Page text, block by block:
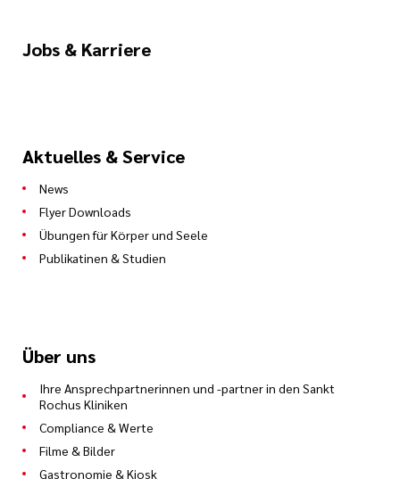
Jobs & Karriere
Aktuelles & Service
News
Flyer Downloads
Übungen für Körper und Seele
Publikatinen & Studien
Über uns
Ihre Ansprechpartnerinnen und -partner in den Sankt
Rochus Kliniken
Compliance & Werte
Filme & Bilder
Gastronomie & Kiosk